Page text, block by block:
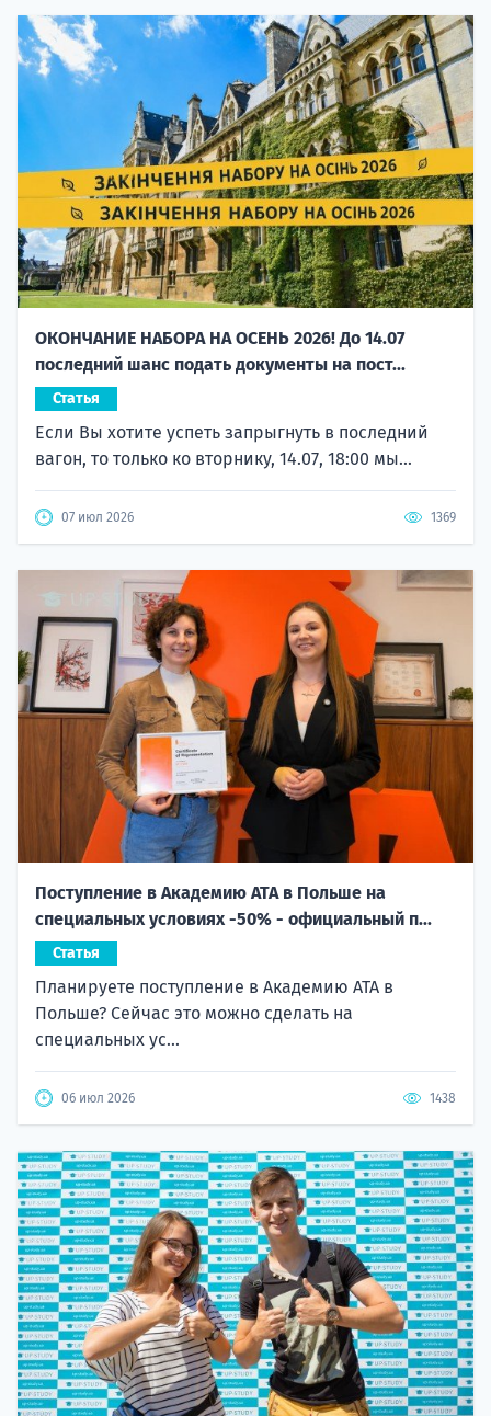
ОКОНЧАНИЕ НАБОРА НА ОСЕНЬ 2026! До 14.07
последний шанс подать документы на пост...
Статья
Если Вы хотите успеть запрыгнуть в последний
вагон, то только ко вторнику, 14.07, 18:00 мы...
07 июл 2026 1369
Поступление в Академию ATA в Польше на
специальных условиях -50% - официальный п...
Статья
Планируете поступление в Академию ATA в
Польше? Сейчас это можно сделать на
специальных ус...
06 июл 2026 1438